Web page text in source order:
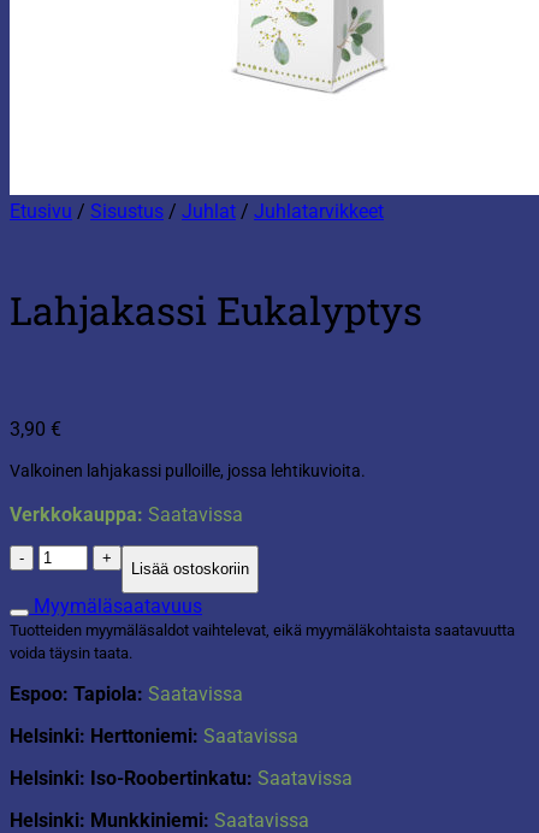
Etusivu / Sisustus / Juhlat / Juhlatarvikkeet
Lahjakassi Eukalyptys
3,90 €
Valkoinen lahjakassi pulloille, jossa lehtikuvioita.
Verkkokauppa: Saatavissa
Lahjakassi
Eukalyptys
määrä
Lisää ostoskoriin
Myymäläsaatavuus
Tuotteiden myymäläsaldot vaihtelevat, eikä myymäläkohtaista saatavuutta
voida täysin taata.
Espoo: Tapiola: Saatavissa
Helsinki: Herttoniemi: Saatavissa
Helsinki: Iso-Roobertinkatu: Saatavissa
Helsinki: Munkkiniemi: Saatavissa